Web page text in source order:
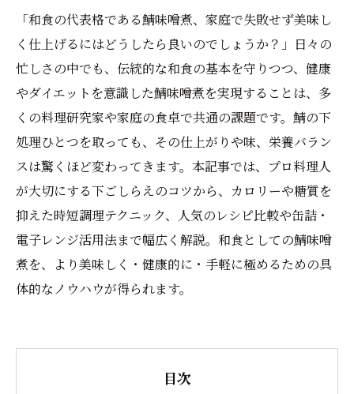
「和食の代表格である鯖味噌煮、家庭で失敗せず美味し
く仕上げるにはどうしたら良いのでしょうか？」日々の
忙しさの中でも、伝統的な和食の基本を守りつつ、健康
やダイエットを意識した鯖味噌煮を実現することは、多
くの料理研究家や家庭の食卓で共通の課題です。鯖の下
処理ひとつを取っても、その仕上がりや味、栄養バラン
スは驚くほど変わってきます。本記事では、プロ料理人
が大切にする下ごしらえのコツから、カロリーや糖質を
抑えた時短調理テクニック、人気のレシピ比較や缶詰・
電子レンジ活用法まで幅広く解説。和食としての鯖味噌
煮を、より美味しく・健康的に・手軽に極めるための具
体的なノウハウが得られます。
目次